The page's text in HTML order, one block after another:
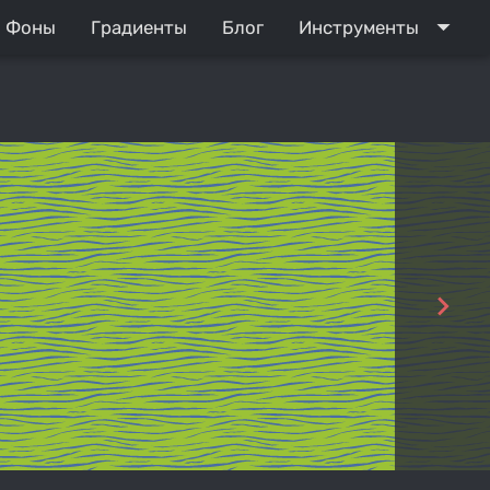
Фоны Градиенты Блог Инструменты arrow_drop_down
navigate_next